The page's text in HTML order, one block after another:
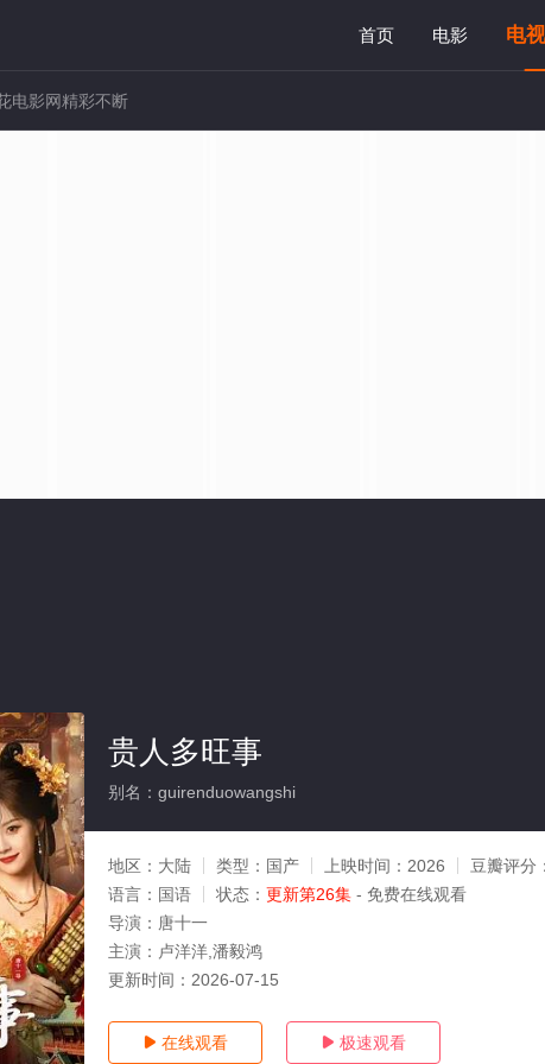
首页 电影 电
贵人多旺事
别名：guirenduowangshi
地区： 大陆 类型： 国产 上映时间： 2026 豆瓣评分：
语言： 国语 状态： 更新第26集 - 免费在线观看
导演： 唐十一
主演： 卢洋洋,潘毅鸿
更新时间： 2026-07-15
 在线观看  极速观看